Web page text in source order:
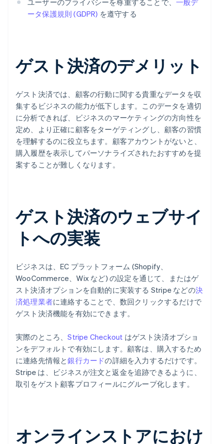
ユーザーのプライバシーを尊重することで、 一般デ
ータ保護規則 (GDPR) を遵守する
ゲスト決済のデメリット
ゲスト決済では、顧客の行動に関する貴重なデータを収
集するビジネスの能力が低下します。このデータを適切
に分析できれば、ビジネスのマーケティングの方向性を
定め、より正確に顧客をターゲティングし、顧客の習慣
を理解するのに役立ちます。顧客アカウントがないと、
購入履歴を表示してパーソナライズされたおすすめを提
案することが難しくなります。
ゲスト決済のウェブサイ
トへの実装
ビジネスは、EC プラットフォーム (Shopify、
WooCommerce、Wix など) の設定を通じて、またはゲ
スト決済オプションを自動的に実装する Stripe などの決
済処理業者に連絡することで、数回クリックするだけで
ゲスト決済機能を有効にできます。
実際のところ、Stripe Checkout はゲスト決済オプショ
ンをデフォルトで有効にします。顧客は、購入するため
に連絡先情報と銀行カードの詳細を入力するだけです。
Stripe は、ビジネスが注文と返金を追跡できるように、
取引をゲスト顧客プロフィールにグループ化します。
オンラインストアにおけ